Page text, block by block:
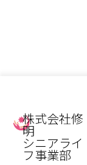
株式会社修
明
シニアライ
フ事業部